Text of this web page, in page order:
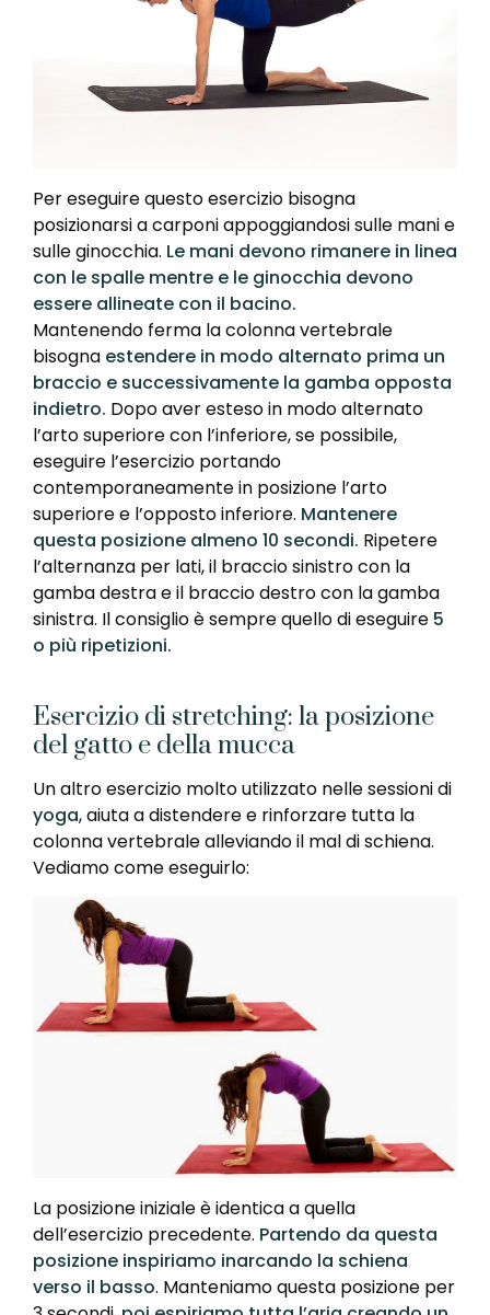
Per eseguire questo esercizio bisogna
posizionarsi a carponi appoggiandosi sulle mani e
sulle ginocchia. Le mani devono rimanere in linea
con le spalle mentre e le ginocchia devono
essere allineate con il bacino.
Mantenendo ferma la colonna vertebrale
bisogna estendere in modo alternato prima un
braccio e successivamente la gamba opposta
indietro. Dopo aver esteso in modo alternato
l’arto superiore con l’inferiore, se possibile,
eseguire l’esercizio portando
contemporaneamente in posizione l’arto
superiore e l’opposto inferiore. Mantenere
questa posizione almeno 10 secondi. Ripetere
l’alternanza per lati, il braccio sinistro con la
gamba destra e il braccio destro con la gamba
sinistra. Il consiglio è sempre quello di eseguire 5
o più ripetizioni.
Esercizio di stretching: la posizione
del gatto e della mucca
Un altro esercizio molto utilizzato nelle sessioni di
yoga, aiuta a distendere e rinforzare tutta la
colonna vertebrale alleviando il mal di schiena.
Vediamo come eseguirlo:
La posizione iniziale è identica a quella
dell’esercizio precedente. Partendo da questa
posizione inspiriamo inarcando la schiena
verso il basso. Manteniamo questa posizione per